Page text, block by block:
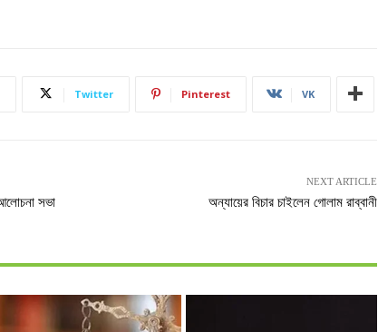
Twitter Pinterest VK
সভা
NEXT ARTICLE
অন্যায়ের বিচার চাইলেন গোলাম রাব্বানী